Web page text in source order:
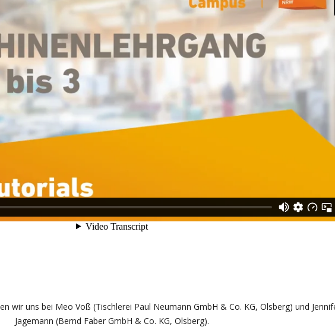
wir uns bei Meo Voß (Tischlerei Paul Neumann GmbH & Co. KG, Olsberg) und
Jagemann (Bernd Faber GmbH & Co. KG, Olsberg).